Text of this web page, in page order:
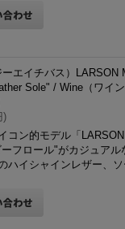
エイチバス）LARSON
Sole" / Wine（ワイン
)
コン的モデル「
フロール"がカジュア
ハイシャインレザー、ソ